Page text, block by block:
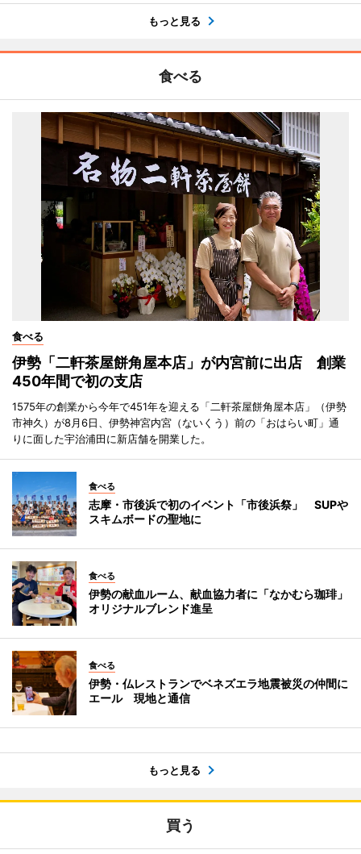
もっと見る
食べる
食べる
伊勢「二軒茶屋餅角屋本店」が内宮前に出店 創業
450年間で初の支店
1575年の創業から今年で451年を迎える「二軒茶屋餅角屋本店」（伊勢
市神久）が8月6日、伊勢神宮内宮（ないくう）前の「おはらい町」通
りに面した宇治浦田に新店舗を開業した。
食べる
志摩・市後浜で初のイベント「市後浜祭」 SUPや
スキムボードの聖地に
食べる
伊勢の献血ルーム、献血協力者に「なかむら珈琲」
オリジナルブレンド進呈
食べる
伊勢・仏レストランでベネズエラ地震被災の仲間に
エール 現地と通信
もっと見る
買う